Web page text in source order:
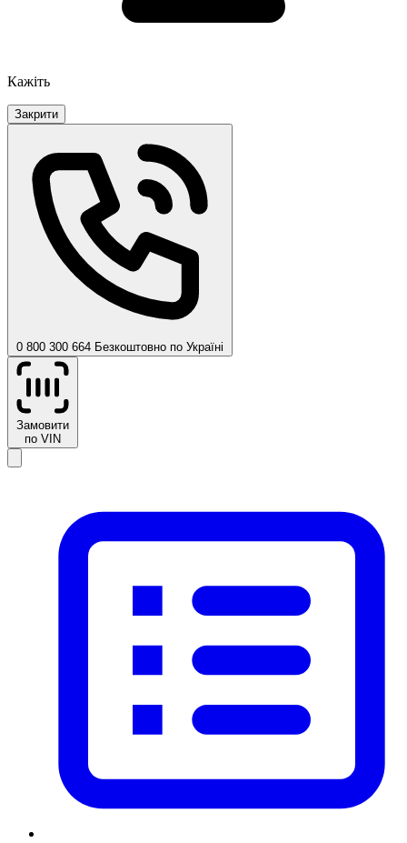
Кажіть
Закрити
0 800 300 664 Безкоштовно по Україні
Замовити
по VIN